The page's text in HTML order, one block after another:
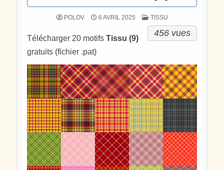
POLOV 6 AVRIL 2025 POSTÉ DANS
TISSU
456 vues
Télécharger 20 motifsTissu (9)
gratuits (fichier .pat)